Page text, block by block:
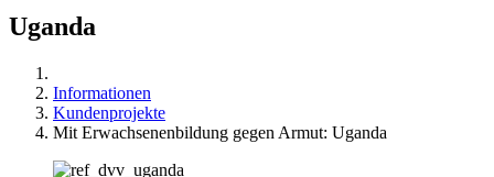
Uganda
Informationen
Kundenprojekte
Mit Erwachsenenbildung gegen Armut: Uganda